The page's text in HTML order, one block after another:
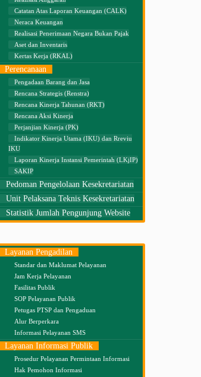
Catatan Atas Laporan Keuangan (CALK)
Neraca Keuangan
Realisasi Penerimaan Negara Bukan Pajak
Aset dan Inventaris
Kertas Kerja (RKAL)
Perencanaan
Pengadaan Barang dan Jasa
Rencana Strategis (Renstra)
Rencana Kinerja Tahunan (RKT)
Rencana Aksi Kinerja
Perjanjian Kinerja (PK)
Indikator Kinerja Utama (IKU) dan Rreviu
IKU
Laporan Kinerja Instansi Pemerintah (LKjIP)
SAKIP
Pedoman Pengelolaan Kesekretariatan
Unit Pelaksana Teknis Kesekretariatan
Statistik Jumlah Pengunjung Website
Layanan Publik Informasi/Pengaduan
Layanan Pengadilan
Standar dan Maklumat Pelayanan
Jam Kerja Pelayanan
Fasilitas Publik
SOP Pelayanan Publik
Petugas PTSP dan Pengaduan
Alur Berperkara
Informasi Pelayanan SMS
Layanan Informasi Publik
Prosedur Pelayanan Permintaan Informasi
Hak Pemohon Informasi